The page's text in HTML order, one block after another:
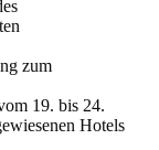
zum
19. bis 24.
Hotels